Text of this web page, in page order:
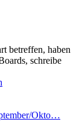
betreffen, haben
schreibe
Okto…